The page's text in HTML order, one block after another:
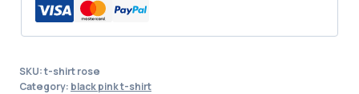
SKU:t-shirt rose
Category: black pink t-shirt